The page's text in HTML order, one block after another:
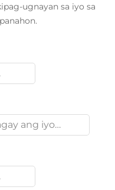
ugnayan sa iyo sa